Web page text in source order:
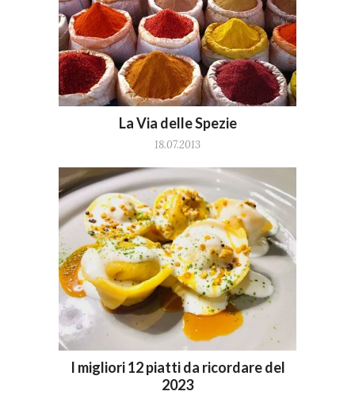
La Via delle Spezie
18.07.2013
I migliori 12 piatti da ricordare del
2023